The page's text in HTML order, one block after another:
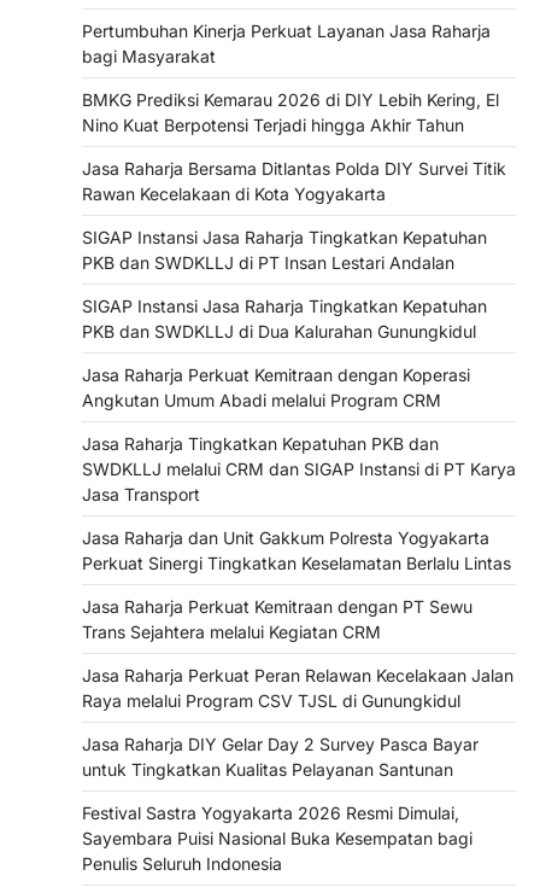
Pertumbuhan Kinerja Perkuat Layanan Jasa Raharja
bagi Masyarakat
BMKG Prediksi Kemarau 2026 di DIY Lebih Kering, El
Nino Kuat Berpotensi Terjadi hingga Akhir Tahun
Jasa Raharja Bersama Ditlantas Polda DIY Survei Titik
Rawan Kecelakaan di Kota Yogyakarta
SIGAP Instansi Jasa Raharja Tingkatkan Kepatuhan
PKB dan SWDKLLJ di PT Insan Lestari Andalan
SIGAP Instansi Jasa Raharja Tingkatkan Kepatuhan
PKB dan SWDKLLJ di Dua Kalurahan Gunungkidul
Jasa Raharja Perkuat Kemitraan dengan Koperasi
Angkutan Umum Abadi melalui Program CRM
Jasa Raharja Tingkatkan Kepatuhan PKB dan
SWDKLLJ melalui CRM dan SIGAP Instansi di PT Karya
Jasa Transport
Jasa Raharja dan Unit Gakkum Polresta Yogyakarta
Perkuat Sinergi Tingkatkan Keselamatan Berlalu Lintas
Jasa Raharja Perkuat Kemitraan dengan PT Sewu
Trans Sejahtera melalui Kegiatan CRM
Jasa Raharja Perkuat Peran Relawan Kecelakaan Jalan
Raya melalui Program CSV TJSL di Gunungkidul
Jasa Raharja DIY Gelar Day 2 Survey Pasca Bayar
untuk Tingkatkan Kualitas Pelayanan Santunan
Festival Sastra Yogyakarta 2026 Resmi Dimulai,
Sayembara Puisi Nasional Buka Kesempatan bagi
Penulis Seluruh Indonesia